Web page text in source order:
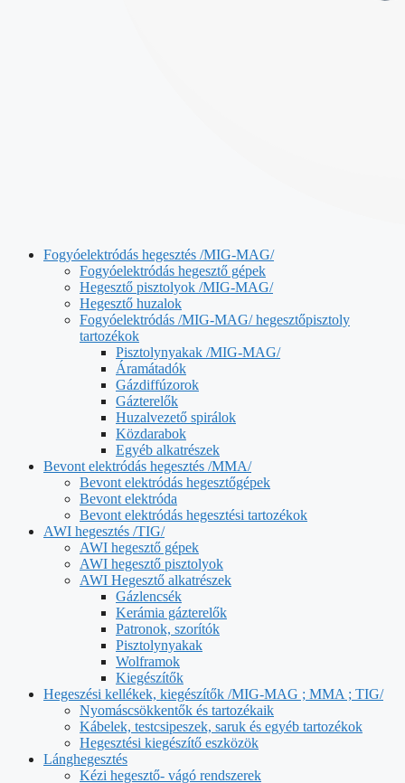
Fogyóelektródás hegesztés /MIG-MAG/
Fogyóelektródás hegesztő gépek
Hegesztő pisztolyok /MIG-MAG/
Hegesztő huzalok
Fogyóelektródás /MIG-MAG/ hegesztőpisztoly
tartozékok
Pisztolynyakak /MIG-MAG/
Áramátadók
Gázdiffúzorok
Gázterelők
Huzalvezető spirálok
Közdarabok
Egyéb alkatrészek
Bevont elektródás hegesztés /MMA/
Bevont elektródás hegesztőgépek
Bevont elektróda
Bevont elektródás hegesztési tartozékok
AWI hegesztés /TIG/
AWI hegesztő gépek
AWI hegesztő pisztolyok
AWI Hegesztő alkatrészek
Gázlencsék
Kerámia gázterelők
Patronok, szorítók
Pisztolynyakak
Wolframok
Kiegészítők
Hegeszési kellékek, kiegészítők /MIG-MAG ; MMA ; TIG/
Nyomáscsökkentők és tartozékaik
Kábelek, testcsipeszek, saruk és egyéb tartozékok
Hegesztési kiegészítő eszközök
Lánghegesztés
Kézi hegesztő- vágó rendszerek